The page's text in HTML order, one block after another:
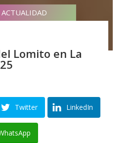
ACTUALIDAD
Lomito en La
Twitter LinkedIn